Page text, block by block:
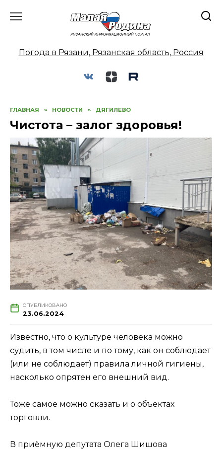
Погода в Рязани, Рязанская область, Россия
ГЛАВНАЯ » НОВОСТИ » ДЯГИЛЕВО
Чистота – залог здоровья!
ОПУБЛИКОВАНО
23.06.2024
Известно, что о культуре человека можно
судить, в том числе и по тому, как он соблюдает
(или не соблюдает) правила личной гигиены,
насколько опрятен его внешний вид.
Тоже самое можно сказать и о объектах
торговли.
В приёмную депутата Олега Шишова